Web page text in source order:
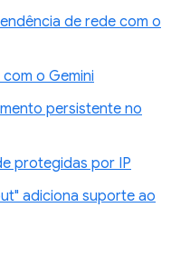
de rede com o
o Gemini
persistente no
protegidas por IP
adiciona suporte ao